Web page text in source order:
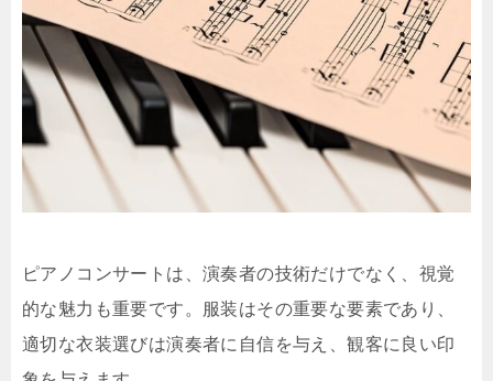
ピアノコンサートは、演奏者の技術だけでなく、視覚
的な魅力も重要です。服装はその重要な要素であり、
適切な衣装選びは演奏者に自信を与え、観客に良い印